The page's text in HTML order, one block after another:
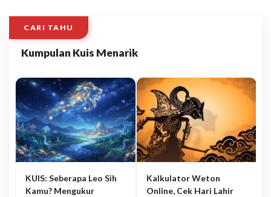
CARI TAHU
Kumpulan Kuis Menarik
KUIS: Seberapa Leo Sih
Kamu? Mengukur
Kalkulator Weton
Online, Cek Hari Lahir